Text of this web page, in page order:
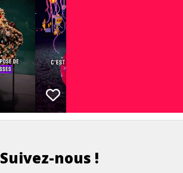
Suivez-nous !